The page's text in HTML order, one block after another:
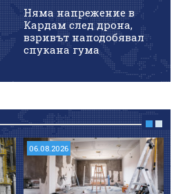
Няма напрежение в
Кардам след дрона,
взривът наподобявал
спукана гума
06.08.2026